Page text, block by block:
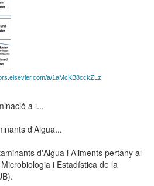
a/1aMcKB8cckZLz
a l...
d'Aigua...
d'Aigua i Aliments pertany al
i Estadística de la